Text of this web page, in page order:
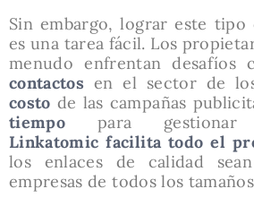
Sin embargo, lograr este tipo
es una tarea fácil. Los
menudo enfrentan desafíos
contactos en el sector de
costo de las campañas
tiempo para gestionar
Linkatomic facilita todo el
los enlaces de calidad
empresas de todos los